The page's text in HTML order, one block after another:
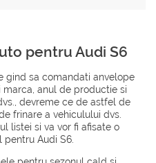
pentru Audi S6
gind sa comandati anvelope
anul de productie si
devreme ce de astfel de
frinare a vehiculului dvs.
listei si va vor fi afisate o
Audi S6.